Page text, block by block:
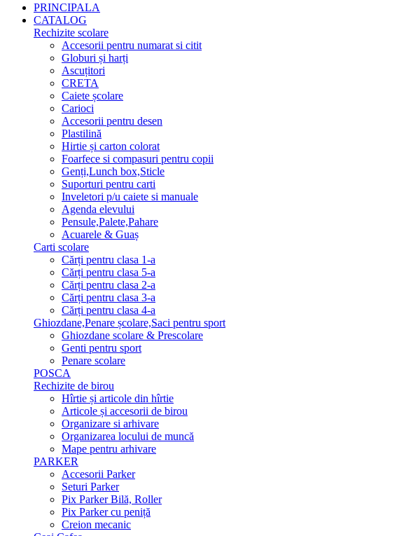
PRINCIPALA
CATALOG
Rechizite scolare
Accesorii pentru numarat si citit
Globuri și harți
Ascuțitori
CRETA
Caiete școlare
Carioci
Accesorii pentru desen
Plastilină
Hirtie și carton colorat
Foarfece si compasuri pentru copii
Genți,Lunch box,Sticle
Suporturi pentru carti
Inveletori p/u caiete si manuale
Agenda elevului
Pensule,Palete,Pahare
Acuarele & Guaș
Carti scolare
Cărți pentru clasa 1-a
Cărți pentru clasa 5-a
Cărți pentru clasa 2-a
Cărți pentru clasa 3-a
Cărți pentru clasa 4-a
Ghiozdane,Penare școlare,Saci pentru sport
Ghiozdane scolare & Prescolare
Genti pentru sport
Penare scolare
POSCA
Rechizite de birou
Hîrtie și articole din hîrtie
Articole și accesorii de birou
Organizare si arhivare
Organizarea locului de muncă
Mape pentru arhivare
PARKER
Accesorii Parker
Seturi Parker
Pix Parker Bilă, Roller
Pix Parker cu peniță
Creion mecanic